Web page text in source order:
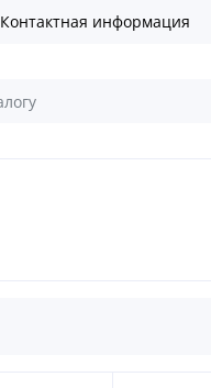
Контактная информация